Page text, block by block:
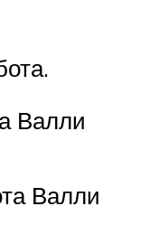
Валли
Валли